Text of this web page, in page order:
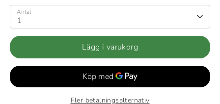
Antal
1
Lägg i varukorg
Fler betalningsalternativ